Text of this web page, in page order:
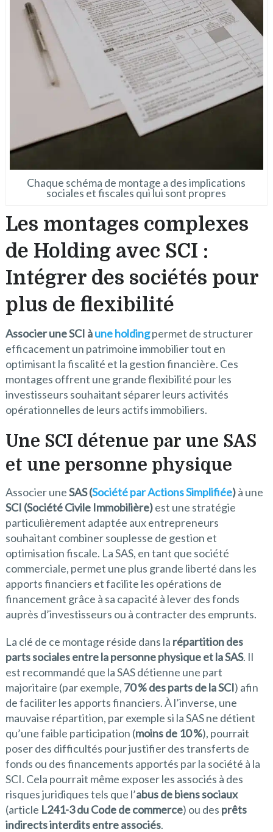
Chaque schéma de montage a des implications
sociales et fiscales qui lui sont propres
Les montages complexes
de Holding avec SCI :
Intégrer des sociétés pour
plus de flexibilité
Associer une SCI àune holdingpermet de structurer
efficacement un patrimoine immobilier tout en
optimisant la fiscalité et la gestion financière. Ces
montages offrent une grande flexibilité pour les
investisseurs souhaitant séparer leurs activités
opérationnelles de leurs actifs immobiliers.
Une SCI détenue par une SAS
et une personne physique
Associer uneSAS (Société par Actions Simplifiée)à une
SCI (Société Civile Immobilière)est une stratégie
particulièrement adaptée aux entrepreneurs
souhaitant combiner souplesse de gestion et
optimisation fiscale. La SAS, en tant que société
commerciale, permet une plus grande liberté dans les
apports financiers et facilite les opérations de
financement grâce à sa capacité à lever des fonds
auprès d’investisseurs ou à contracter des emprunts.
La clé de ce montage réside dans la répartition des
parts sociales entre la personne physique et la SAS. Il
est recommandé que la SAS détienne une part
majoritaire (par exemple, 70 % des parts de la SCI) afin
de faciliter les apports financiers. À l’inverse, une
mauvaise répartition, par exemple si la SAS ne détient
qu’une faible participation (moins de 10 %), pourrait
poser des difficultés pour justifier des transferts de
fonds ou des financements apportés par la société à la
SCI. Cela pourrait même exposer les associés à des
risques juridiques tels que l’abus de biens sociaux
(article L241-3 du Code de commerce) ou des prêts
indirects interdits entre associés.